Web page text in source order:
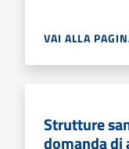
VAI ALLA
Strutture
domanda di